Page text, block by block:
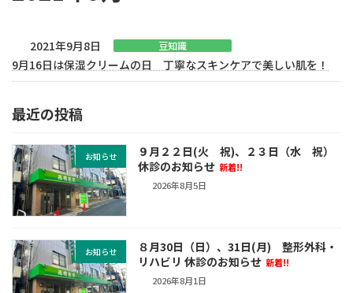
2021年9月8日 豆知識
9月16日は保湿クリームの日 丁寧なスキンケアで美しい肌を！
最近の投稿
お知らせ
９月２２日(火 祝)、２３日（水 祝）
休診のお知らせ 新着!!
2026年8月5日
お知らせ
８月30日（日）、31日(月) 整形外科・
リハビリ 休診のお知らせ 新着!!
2026年8月1日